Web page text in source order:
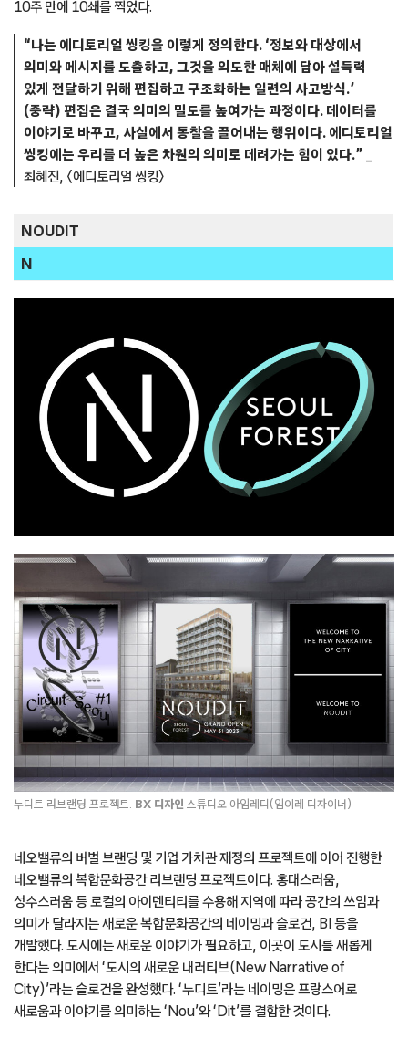
10주 만에 10쇄를 찍었다.
“나는 에디토리얼 씽킹을 이렇게 정의한다. ‘정보와 대상에서
의미와 메시지를 도출하고, 그것을 의도한 매체에 담아 설득력
있게 전달하기 위해 편집하고 구조화하는 일련의 사고방식.’
(중략) 편집은 결국 의미의 밀도를 높여가는 과정이다. 데이터를
이야기로 바꾸고, 사실에서 통찰을 끌어내는 행위이다. 에디토리얼
씽킹에는 우리를 더 높은 차원의 의미로 데려가는 힘이 있다.”
최혜진, 〈에디토리얼 씽킹〉
NOUDIT
N
누디트 리브랜딩 프로젝트. BX 디자인 스튜디오 아임레디(임이레 디자이너)
네오밸류의 버벌 브랜딩 및 기업 가치관 재정의 프로젝트에 이어 진행한
네오밸류의 복합문화공간 리브랜딩 프로젝트이다. 홍대스러움,
성수스러움 등 로컬의 아이덴티티를 수용해 지역에 따라 공간의 쓰임과
의미가 달라지는 새로운 복합문화공간의 네이밍과 슬로건, BI 등을
개발했다. 도시에는 새로운 이야기가 필요하고, 이곳이 도시를 새롭게
한다는 의미에서 ‘도시의 새로운 내러티브(New Narrative of
City)’라는 슬로건을 완성했다. ‘누디트’라는 네이밍은 프랑스어로
새로움과 이야기를 의미하는 ‘Nou’와 ‘Dit’를 결합한 것이다.